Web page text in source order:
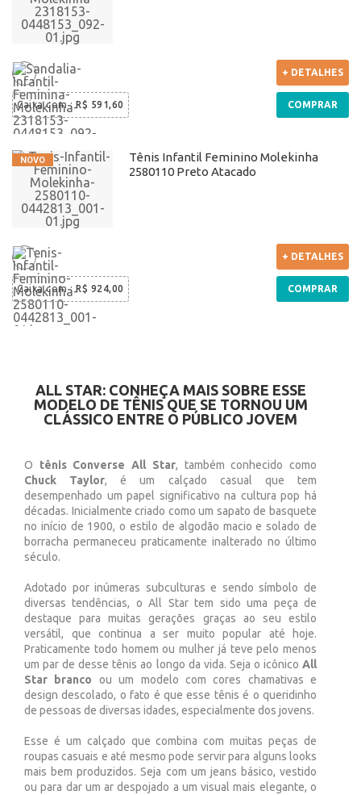
Caixa com: R$ 591,60
+ DETALHES
COMPRAR
Tênis Infantil Feminino Molekinha
2580110 Preto Atacado
Caixa com: R$ 924,00
+ DETALHES
COMPRAR
ALL STAR: CONHEÇA MAIS SOBRE ESSE
MODELO DE TÊNIS QUE SE TORNOU UM
CLÁSSICO ENTRE O PÚBLICO JOVEM
O tênis Converse All Star, também conhecido como
Chuck Taylor, é um calçado casual que tem
desempenhado um papel significativo na cultura pop há
décadas. Inicialmente criado como um sapato de basquete
no início de 1900, o estilo de algodão macio e solado de
borracha permaneceu praticamente inalterado no último
século.
Adotado por inúmeras subculturas e sendo símbolo de
diversas tendências, o All Star tem sido uma peça de
destaque para muitas gerações graças ao seu estilo
versátil, que continua a ser muito popular até hoje.
Praticamente todo homem ou mulher já teve pelo menos
um par de desse tênis ao longo da vida. Seja o icônico All
Star branco ou um modelo com cores chamativas e
design descolado, o fato é que esse tênis é o queridinho
de pessoas de diversas idades, especialmente dos jovens.
Esse é um calçado que combina com muitas peças de
roupas casuais e até mesmo pode servir para alguns looks
mais bem produzidos. Seja com um jeans básico, vestido
ou para dar um ar despojado a um visual mais elegante, o